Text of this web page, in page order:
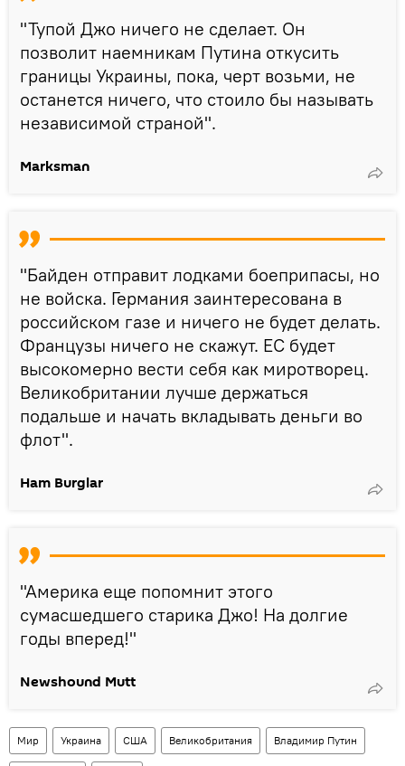
"Тупой Джо ничего не сделает. Он
позволит наемникам Путина откусить
границы Украины, пока, черт возьми, не
останется ничего, что стоило бы называть
независимой страной".
Marksman
"Байден отправит лодками боеприпасы, но
не войска. Германия заинтересована в
российском газе и ничего не будет делать.
Французы ничего не скажут. ЕС будет
высокомерно вести себя как миротворец.
Великобритании лучше держаться
подальше и начать вкладывать деньги во
флот".
Ham Burglar
"Америка еще попомнит этого
сумасшедшего старика Джо! На долгие
годы вперед!"
Newshound Mutt
Мир Украина США Великобритания Владимир Путин